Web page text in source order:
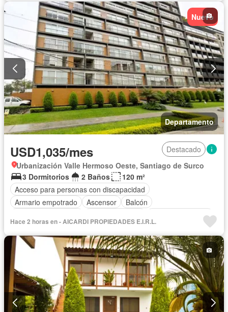
Cocina equipada
Cuarto de servicio
Electricidad
Cochera
Gimnasio Internet Jacuzzi Jardín
Patio
Piscina
Vigilante Sauna
Seguridad
Televisión por cable
Terraza Vista panorámica
Wifi
Permite mascotas
Permite niños
Solo familias
Sin amoblar
Nuevo
Departamento
USD1,035/mes
Destacado
Urbanización Valle Hermoso Oeste, Santiago de Surco
3 Dormitorios
2 Baños
120 m²
Acceso para personas con discapacidad
Armario empotrado
Ascensor
Balcón
Cuarto de servicio
Cochera
Vigilante Sin amoblar
Hace 2 horas en - AICARDI PROPIEDADES E.I.R.L.